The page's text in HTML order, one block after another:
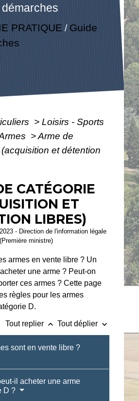
PRATIQUE / Guide
> Loisirs - Sports
>Arme de
et détention
CATÉGORIE
ET
LIBRES)
- Direction de l'information légale
ministre)
armes en vente libre ? Un
une arme ? Peut-on
ces armes ? Cette page
règles pour les armes
D.
Tout replier keyboard_arrow_up Tout déplier keyboard_arrow_down
sont en vente libre ?
il acheter une arme
D ?